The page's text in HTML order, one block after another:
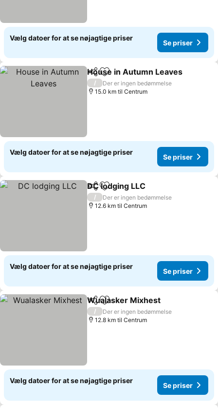
Vælg datoer for at se nøjagtige priser
Se priser
Del Føj til favoritter
House in Autumn Leaves
/
Der er ingen bedømmelse
15.0 km til Centrum
Vælg datoer for at se nøjagtige priser
Se priser
Del Føj til favoritter
DC lodging LLC
/
Der er ingen bedømmelse
12.6 km til Centrum
Vælg datoer for at se nøjagtige priser
Se priser
Del Føj til favoritter
Wualasker Mixhest
/
Der er ingen bedømmelse
12.8 km til Centrum
Vælg datoer for at se nøjagtige priser
Se priser